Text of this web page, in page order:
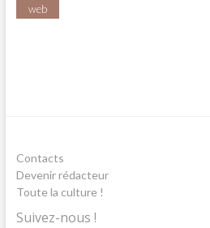
web
Contacts
Devenir rédacteur
Toute la culture !
Suivez-nous !